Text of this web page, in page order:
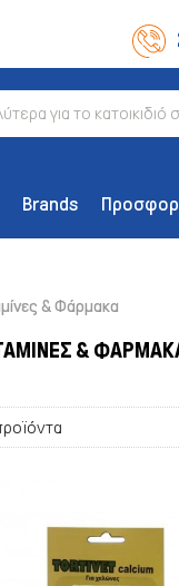
Brands
& Φάρμακα
&